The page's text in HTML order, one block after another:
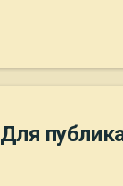
Для